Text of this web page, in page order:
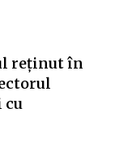
reținut în
cu